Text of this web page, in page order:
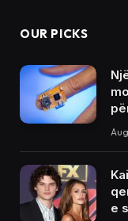
OUR PICKS
e